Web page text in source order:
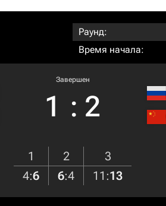
Раунд:
Время начала:
Завершен
1 : 2
1 2
3
4:6 6:4 11 :13